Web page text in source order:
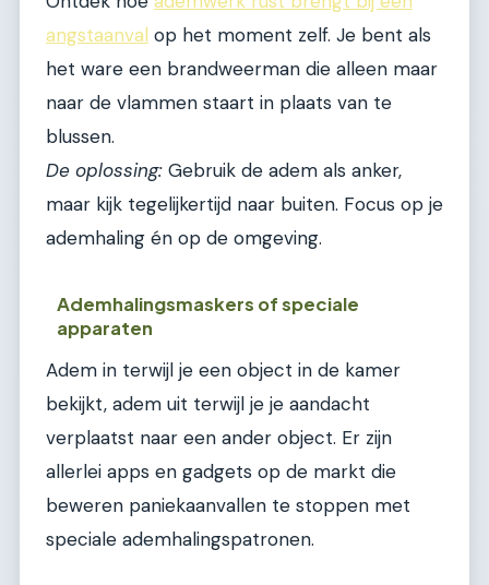
angstaanval op het moment zelf. Je bent als
het ware een brandweerman die alleen maar
naar de vlammen staart in plaats van te
blussen.
De oplossing: Gebruik de adem als anker,
maar kijk tegelijkertijd naar buiten. Focus op je
ademhaling én op de omgeving.
Ademhalingsmaskers of speciale
apparaten
Adem in terwijl je een object in de kamer
bekijkt, adem uit terwijl je je aandacht
verplaatst naar een ander object. Er zijn
allerlei apps en gadgets op de markt die
beweren paniekaanvallen te stoppen met
speciale ademhalingspatronen.